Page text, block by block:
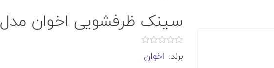
سینک ظرفشویی اخوان مدل 502 روکار
برند: اخوان